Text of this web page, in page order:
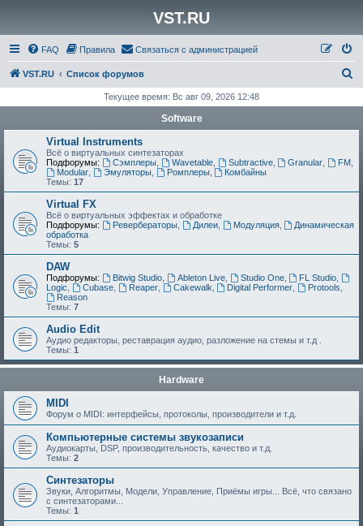
VST.RU
FAQ Правила Связаться с администрацией
VST.RU Список форумов
с
Текущее время: Вс авг 09, 2026 12:48
Software
Virtual Instruments
Всё о виртуальных синтезаторах
Подфорумы:
Сэмплеры, Wavetable, Subtractive, Granular FM
Modular, Эмуляторы, Ромплеры,
Комбайны
Темы: 17
Virtual FX
Всё о виртуальных эффектах и обработке
Подфорумы:
Ревербераторы, Дилеи, Модуляция,
Динамическая
обработка
Темы: 5
DAW
Подфорумы: Bitwig Studio, Ableton Live, Studio One, FL Studio
Logic
Cubase, Reaper, Cakewalk Digital Performer Protools
Reason
Темы: 7
Audio Edit
Аудио редакторы, реставрация аудио, разложение на стемы и т.д .
Темы: 1
Hardware
MIDI
Форум о MIDI: интерфейсы, протоколы, производители и т.д.
Компьютерные системы звукозаписи
Аудиокарты, DSP, производительность, качество и т.д.
Темы: 2
Синтезаторы
Звуки, Алгоритмы, Модели, Управление, Приёмы игры... Всё, что связано
с синтезаторами...
Темы: 1